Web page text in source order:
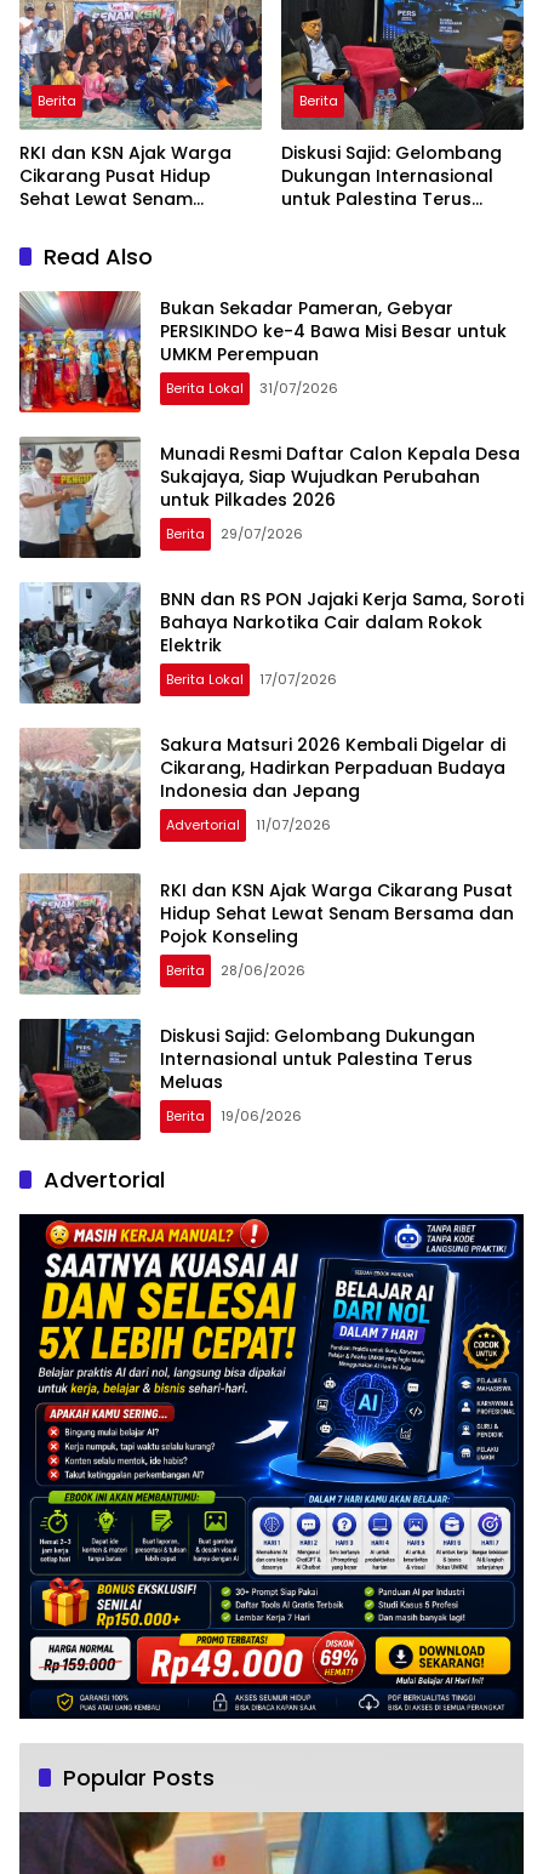
Berita
RKI dan KSN Ajak Warga
Cikarang Pusat Hidup
Sehat Lewat Senam
Konseling
Berita
Diskusi Sajid: Gelombang
Dukungan Internasional
untuk Palestina Terus
Read Also
Bukan Sekadar Pameran, Gebyar
PERSIKINDO ke-4 Bawa Misi Besar untuk
UMKM Perempuan
Berita Lokal 31/07/2026
Munadi Resmi Daftar Calon Kepala Desa
Sukajaya, Siap Wujudkan Perubahan
untuk Pilkades 2026
Berita 29/07/2026
BNN dan RS PON Jajaki Kerja Sama, Soroti
Bahaya Narkotika Cair dalam Rokok
Elektrik
Berita Lokal 17/07/2026
Sakura Matsuri 2026 Kembali Digelar di
Cikarang, Hadirkan Perpaduan Budaya
Indonesia dan Jepang
Advertorial 11/07/2026
RKI dan KSN Ajak Warga Cikarang Pusat
Hidup Sehat Lewat Senam Bersama dan
Pojok Konseling
Berita 28/06/2026
Diskusi Sajid: Gelombang Dukungan
Internasional untuk Palestina Terus
Meluas
Berita 19/06/2026
Advertorial
Popular Posts